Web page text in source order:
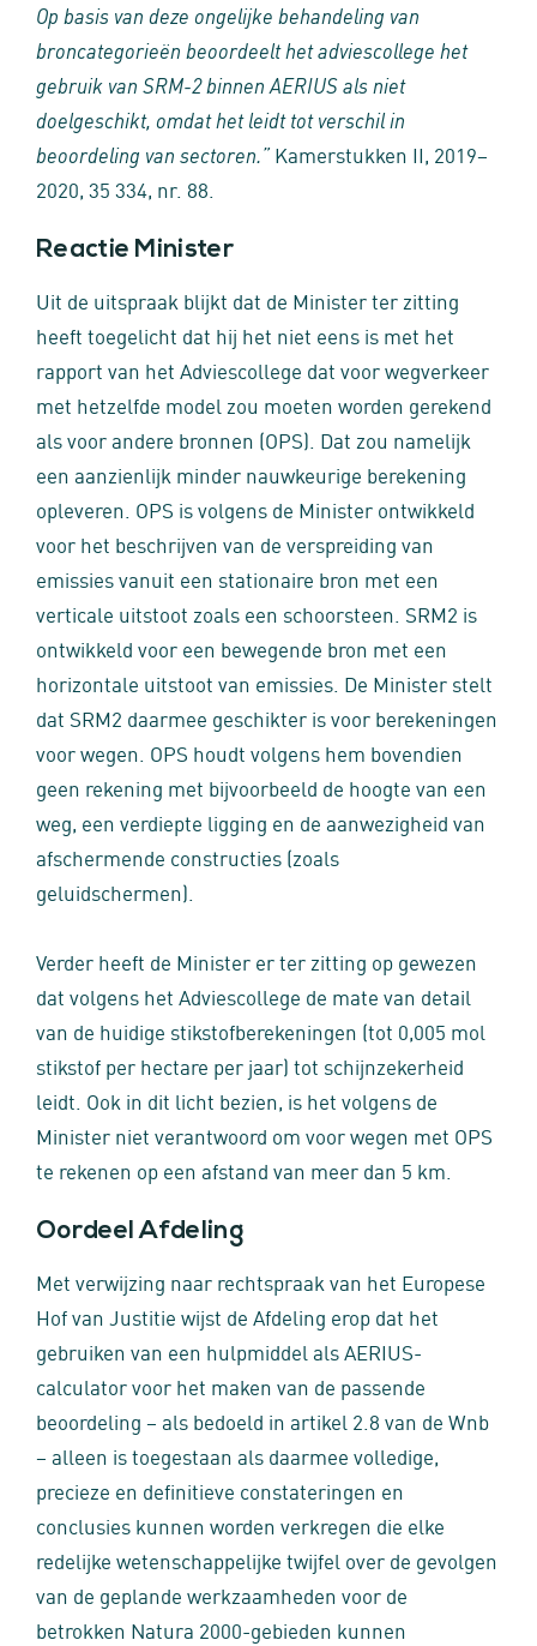
Op basis van deze ongelijke behandeling van
broncategorieën beoordeelt het adviescollege het
gebruik van SRM-2 binnen AERIUS als niet
doelgeschikt, omdat het leidt tot verschil in
beoordeling van sectoren.”Kamerstukken II, 2019–
2020, 35 334, nr. 88.
Reactie Minister
Uit de uitspraak blijkt dat de Minister ter zitting
heeft toegelicht dat hij het niet eens is met het
rapport van het Adviescollege dat voor wegverkeer
met hetzelfde model zou moeten worden gerekend
als voor andere bronnen (OPS). Dat zou namelijk
een aanzienlijk minder nauwkeurige berekening
opleveren. OPS is volgens de Minister ontwikkeld
voor het beschrijven van de verspreiding van
emissies vanuit een stationaire bron met een
verticale uitstoot zoals een schoorsteen. SRM2 is
ontwikkeld voor een bewegende bron met een
horizontale uitstoot van emissies. De Minister stelt
dat SRM2 daarmee geschikter is voor berekeningen
voor wegen. OPS houdt volgens hem bovendien
geen rekening met bijvoorbeeld de hoogte van een
weg, een verdiepte ligging en de aanwezigheid van
afschermende constructies (zoals
geluidschermen).
Verder heeft de Minister er ter zitting op gewezen
dat volgens het Adviescollege de mate van detail
van de huidige stikstofberekeningen (tot 0,005 mol
stikstof per hectare per jaar) tot schijnzekerheid
leidt. Ook in dit licht bezien, is het volgens de
Minister niet verantwoord om voor wegen met OPS
te rekenen op een afstand van meer dan 5 km.
Oordeel Afdeling
Met verwijzing naar rechtspraak van het Europese
Hof van Justitie wijst de Afdeling erop dat het
gebruiken van een hulpmiddel als AERIUS-
calculator voor het maken van de passende
beoordeling – als bedoeld in artikel 2.8 van de Wnb
– alleen is toegestaan als daarmee volledige,
precieze en definitieve constateringen en
conclusies kunnen worden verkregen die elke
redelijke wetenschappelijke twijfel over de gevolgen
van de geplande werkzaamheden voor de
betrokken Natura 2000-gebieden kunnen